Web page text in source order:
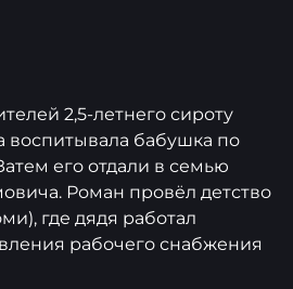
2,5-летнего сироту
воспитывала бабушка по
его отдали в семью
Роман провёл детство
где дядя работал
рабочего снабжения